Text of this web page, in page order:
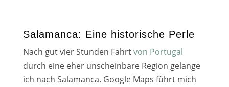
Salamanca: Eine historische Perle
Nach gut vier Stunden Fahrtvon Portugal
durch eine eher unschein­ba­re Region gelan­ge
ich nach Salamanca. Google Maps führt mich